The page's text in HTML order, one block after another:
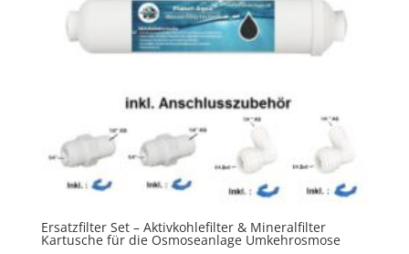
Ersatzfilter Set – Aktivkohlefilter & Mineralfilter
Kartusche für die Osmoseanlage Umkehrosmose